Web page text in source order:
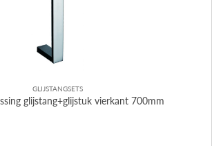
GLIJSTANGSETS
glijstang+glijstuk vierkant 700mm